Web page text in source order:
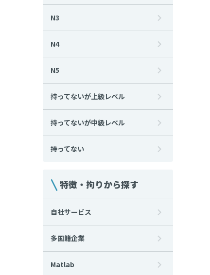
N3
N4
N5
持ってないが上級レベル
持ってないが中級レベル
持ってない
特徴・拘りから探す
自社サービス
多国籍企業
Matlab